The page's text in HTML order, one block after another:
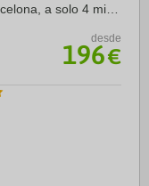
a solo 4 min
desde
196€